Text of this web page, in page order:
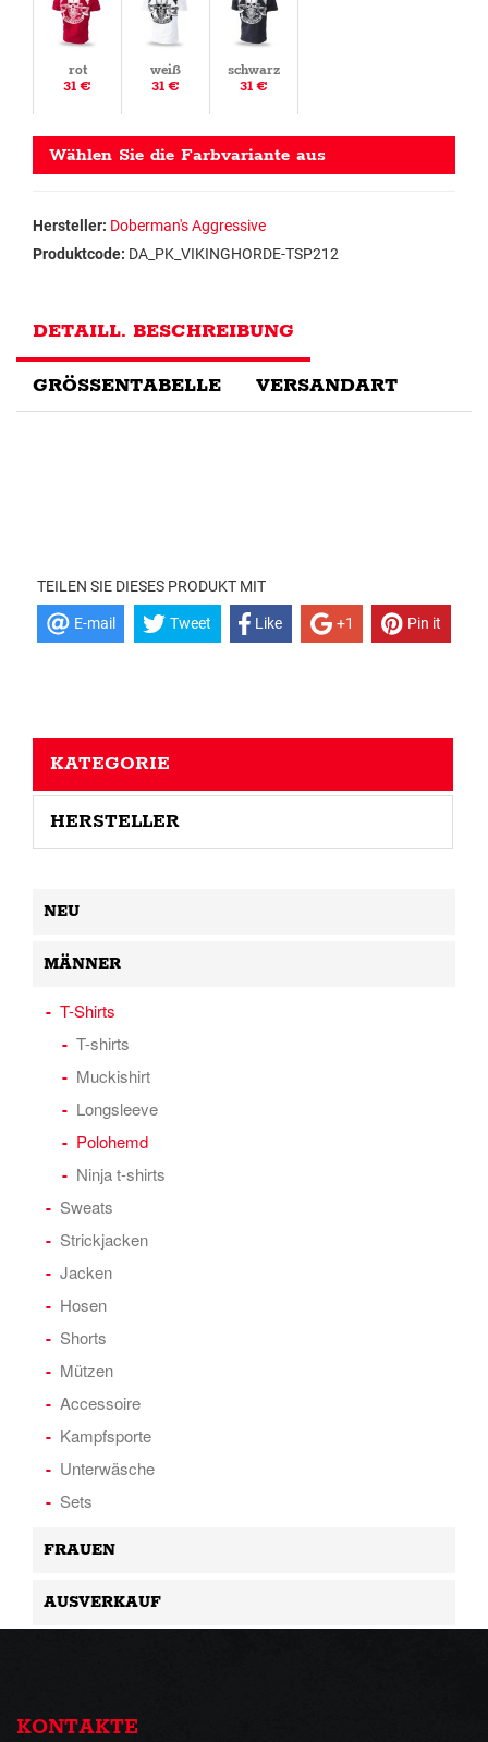
rot
31 €
weiß
31 €
schwarz
31 €
Wählen Sie die Farbvariante aus
Hersteller: Doberman's Aggressive
Produktcode: DA_PK_VIKINGHORDE-TSP212
DETAILL. BESCHREIBUNG
GRÖSSENTABELLE VERSANDART
TEILEN SIE DIESES PRODUKT MIT
E-mail Tweet Like +1 Pin it
KATEGORIE
HERSTELLER
NEU
MÄNNER
T-Shirts
T-shirts
Muckishirt
Longsleeve
Polohemd
Ninja t-shirts
Sweats
Strickjacken
Jacken
Hosen
Shorts
Mützen
Accessoire
Kampfsporte
Unterwäsche
Sets
FRAUEN
AUSVERKAUF
KONTAKTE